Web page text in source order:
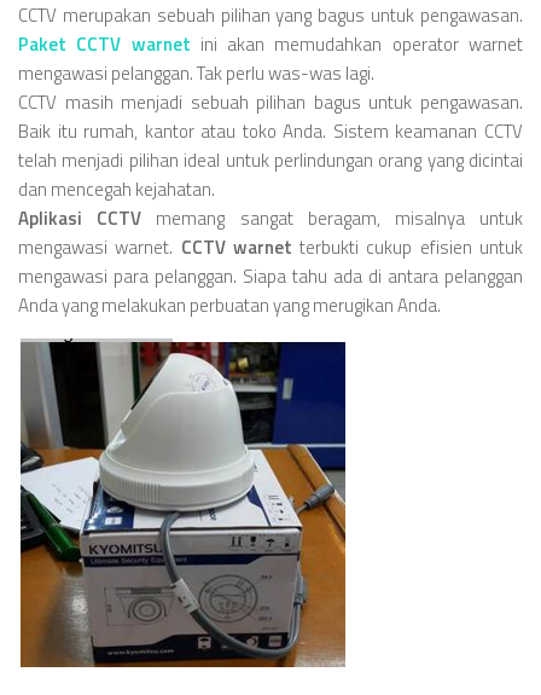
CCTV merupakan sebuah pilihan yang bagus untuk pengawasan.
Paket CCTV warnet ini akan memudahkan operator warnet
mengawasi pelanggan. Tak perlu was-was lagi.
CCTV masih menjadi sebuah pilihan bagus untuk pengawasan.
Baik itu rumah, kantor atau toko Anda. Sistem keamanan CCTV
telah menjadi pilihan ideal untuk perlindungan orang yang dicintai
dan mencegah kejahatan.
Aplikasi CCTV memang sangat beragam, misalnya untuk
mengawasi warnet. CCTV warnet terbukti cukup efisien untuk
mengawasi para pelanggan. Siapa tahu ada di antara pelanggan
Anda yang melakukan perbuatan yang merugikan Anda.